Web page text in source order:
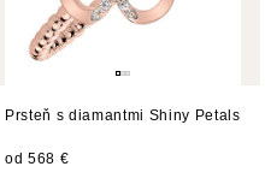
Praha 9
9
4 - Chodov
Prsteň s diamantmi Shiny Petals
od 568 €